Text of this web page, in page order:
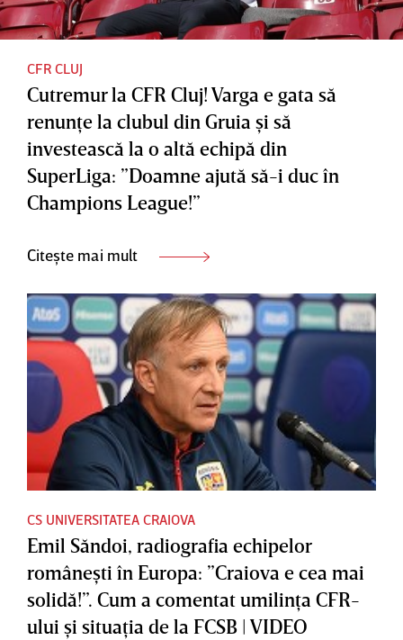
CFR CLUJ
Cutremur la CFR Cluj! Varga e gata să
renunţe la clubul din Gruia şi să
investească la o altă echipă din
SuperLiga: ”Doamne ajută să-i duc în
Champions League!”
Citește mai mult
CS UNIVERSITATEA CRAIOVA
Emil Săndoi, radiografia echipelor
româneşti în Europa: ”Craiova e cea mai
solidă!”. Cum a comentat umilinţa CFR-
ului şi situaţia de la FCSB | VIDEO